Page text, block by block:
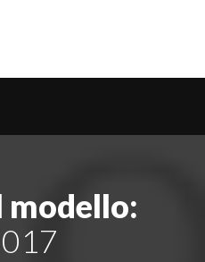
modello: